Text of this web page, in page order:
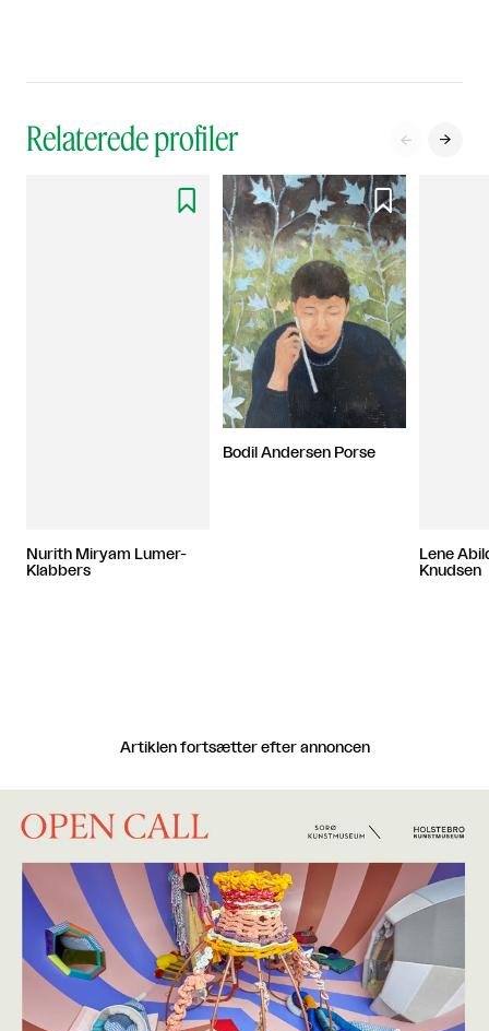
Relaterede profiler  

Nurith Miryam Lumer-
Klabbers

Bodil Andersen Porse
Lene
Knudsen
Artiklen fortsætter efter annoncen